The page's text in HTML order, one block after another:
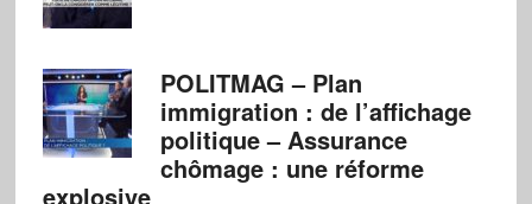
POLITMAG – Plan
immigration : de l’affichage
politique – Assurance
chômage : une réforme
explosive